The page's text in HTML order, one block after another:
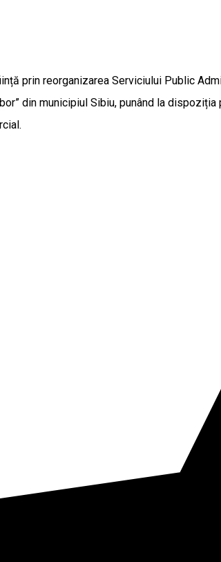
prin reorganizarea Serviciului Public
din municipiul Sibiu, punând la